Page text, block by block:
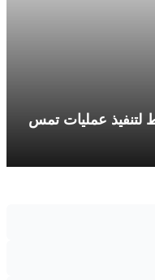
عمليات تمس